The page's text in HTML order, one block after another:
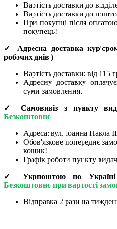
Вартість доставки до
Вартість доставки до
При покупці після
покупець!
✓ Адресна доставка
робочих днів )
Вартість доставки: від 115
Адресну доставку
суми замовлення.
✓ Самовивіз з пункту
Безкоштовно
Адреса: вул. Іоанна Павла
Обов'язкове попереднє
кошик!
Графік роботи пункту
✓ Укрпоштою по Україні
Безкоштовно при вартості
Відправка 2 рази на